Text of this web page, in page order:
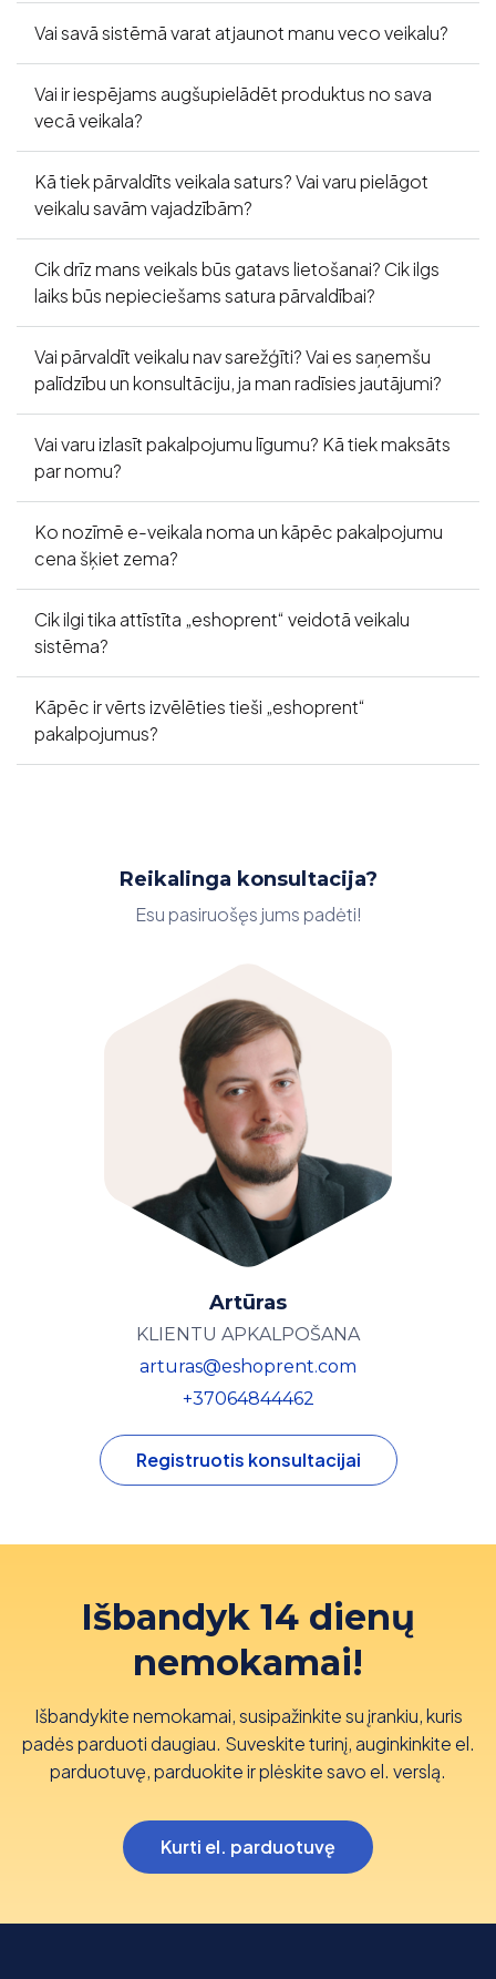
Vai savā sistēmā varat atjaunot manu veco veikalu?
Vai ir iespējams augšupielādēt produktus no sava
vecā veikala?
Kā tiek pārvaldīts veikala saturs? Vai varu pielāgot
veikalu savām vajadzībām?
Cik drīz mans veikals būs gatavs lietošanai? Cik ilgs
laiks būs nepieciešams satura pārvaldībai?
Vai pārvaldīt veikalu nav sarežģīti? Vai es saņemšu
palīdzību un konsultāciju, ja man radīsies jautājumi?
Vai varu izlasīt pakalpojumu līgumu? Kā tiek maksāts
par nomu?
Ko nozīmē e-veikala noma un kāpēc pakalpojumu
cena šķiet zema?
Cik ilgi tika attīstīta „eshoprent“ veidotā veikalu
sistēma?
Kāpēc ir vērts izvēlēties tieši „eshoprent“
pakalpojumus?
Reikalinga konsultacija?
Esu pasiruošęs jums padėti!
Artūras
KLIENTU APKALPOŠANA
arturas@eshoprent.com
+37064844462
Registruotis konsultacijai
Išbandyk 14 dienų
nemokamai!
Išbandykite nemokamai, susipažinkite su įrankiu, kuris
padės parduoti daugiau. Suveskite turinį, auginkinkite el.
parduotuvę, parduokite ir plėskite savo el. verslą.
Kurti el. parduotuvę